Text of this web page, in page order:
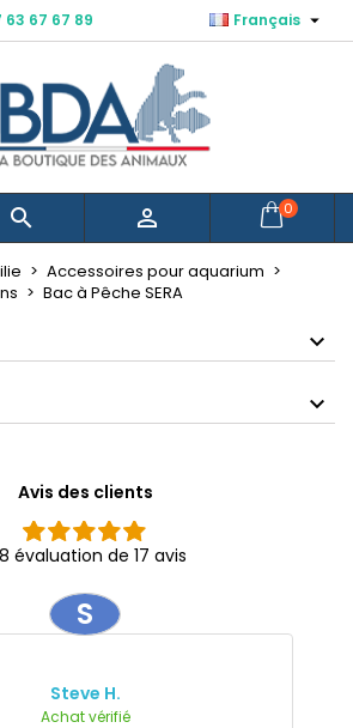
63 67 67 89 Français 
  0
Accessoires pour aquarium
Bac à Pêche SERA
Avis des clients
évaluation de 17 avis
S
Steve H.
Achat vérifié
×
liste
liste d'envies ×
Annuler Créer une liste d'envies
×
connecté pour ajouter des produits
Annuler Connexion